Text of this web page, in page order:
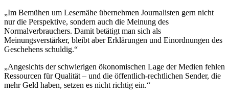
„Im Bemühen um Lesernähe übernehmen Journalisten gern nicht
nur die Perspektive, sondern auch die Meinung des
Normalverbrauchers. Damit betätigt man sich als
Meinungsverstärker, bleibt aber Erklärungen und Einordnungen des
Geschehens schuldig.“
„Angesichts der schwierigen ökonomischen Lage der Medien fehlen
Ressourcen für Qualität – und die öffentlich-rechtlichen Sender, die
mehr Geld haben, setzen es nicht richtig ein.“